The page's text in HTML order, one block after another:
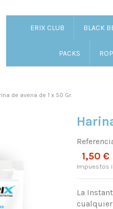
ERIX CLUB BLACK
PACKS
de avena de 1 x 50 Gr.
1,50 €
Impuestos
La